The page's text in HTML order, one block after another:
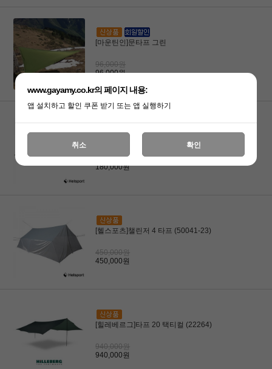
[마운틴인]문타프 그린
96,000원
96,000원
[헬스포츠]씨커 4 타프 (50048-23)
180,000원
180,000원
[헬스포츠]챌린저 4 타프 (50041-23)
450,000원
450,000원
[힐레베르그]타프 20 택티컬 (22264)
940,000원
940,000원
www.gayamy.co.kr의 페이지 내용:
앱 설치하고 할인 쿠폰 받기 또는 앱 실행하기
취소 확인